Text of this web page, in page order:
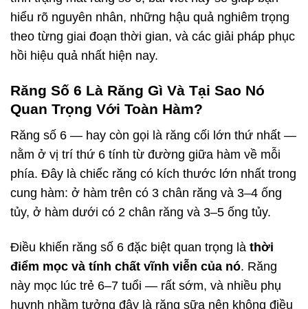
hiểu rõ nguyên nhân, những hậu quả nghiêm trọng
theo từng giai đoạn thời gian, và các giải pháp phục
hồi hiệu quả nhất hiện nay.
Răng Số 6 Là Răng Gì Và Tại Sao Nó
Quan Trọng Với Toàn Hàm?
Răng số 6 — hay còn gọi là răng cối lớn thứ nhất —
nằm ở vị trí thứ 6 tính từ đường giữa hàm về mỗi
phía. Đây là chiếc răng có kích thước lớn nhất trong
cung hàm: ở hàm trên có 3 chân răng và 3–4 ống
tủy, ở hàm dưới có 2 chân răng và 3–5 ống tủy.
Điều khiến răng số 6 đặc biệt quan trọng là thời
điểm mọc và tính chất vĩnh viễn của nó. Răng
này mọc lúc trẻ 6–7 tuổi — rất sớm, và nhiều phụ
huynh nhầm tưởng đây là răng sữa nên không điều